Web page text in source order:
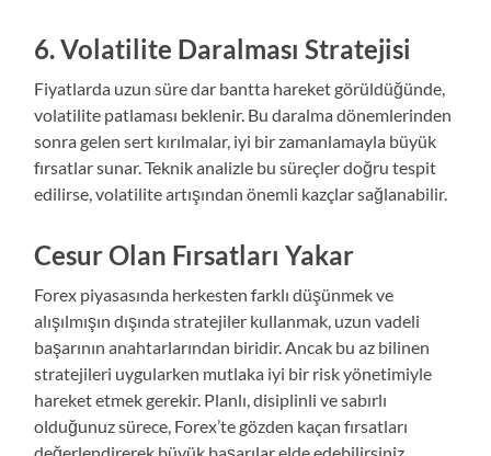
6. Volatilite Daralması Stratejisi
Fiyatlarda uzun süre dar bantta hareket görüldüğünde,
volatilite patlaması beklenir. Bu daralma dönemlerinden
sonra gelen sert kırılmalar, iyi bir zamanlamayla büyük
fırsatlar sunar. Teknik analizle bu süreçler doğru tespit
edilirse, volatilite artışından önemli kazçlar sağlanabilir.
Cesur Olan Fırsatları Yakar
Forex piyasasında herkesten farklı düşünmek ve
alışılmışın dışında stratejiler kullanmak, uzun vadeli
başarının anahtarlarından biridir. Ancak bu az bilinen
stratejileri uygularken mutlaka iyi bir risk yönetimiyle
hareket etmek gerekir. Planlı, disiplinli ve sabırlı
olduğunuz sürece, Forex’te gözden kaçan fırsatları